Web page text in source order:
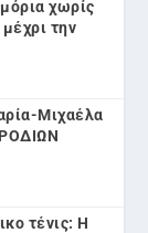
χωρίς
την
Μιχαέλα
τένις: Η